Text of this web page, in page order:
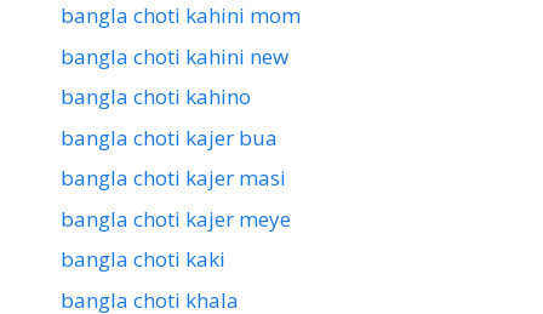
bangla choti kahini mom
bangla choti kahini new
bangla choti kahino
bangla choti kajer bua
bangla choti kajer masi
bangla choti kajer meye
bangla choti kaki
bangla choti khala